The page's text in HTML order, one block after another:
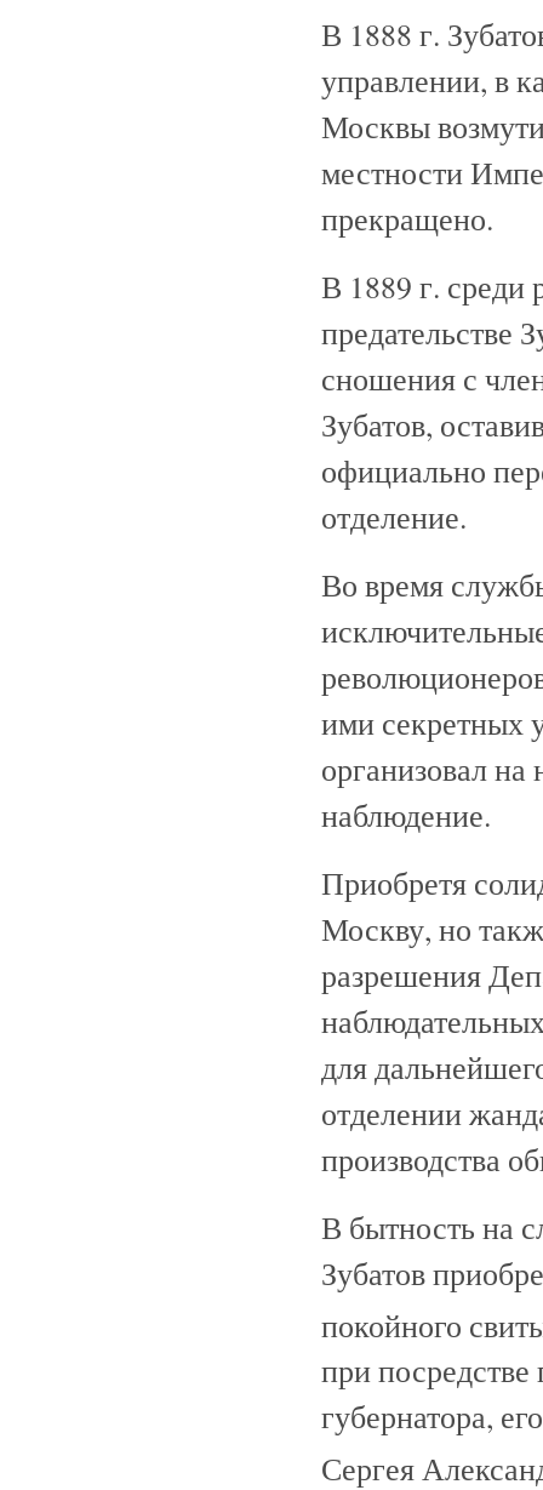
В 1888 г.
управлении, в
Москвы
местности
прекращено.
В 1889 г. среди
предательстве
сношения с
Зубатов,
официально
отделение.
Во время
ими секретных
организовал
наблюдение.
Приобретя
Москву, но
разрешения
для
отделении
производства
В бытность на
Зубатов
покойного
при
губернатора,
Сергея